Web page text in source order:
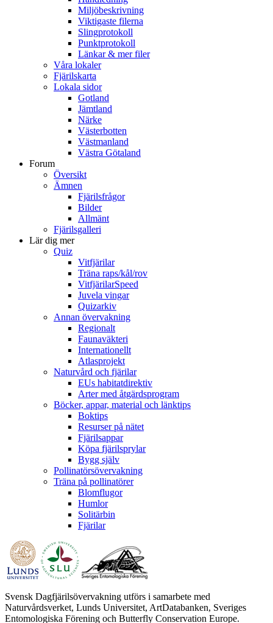
Miljöbeskrivning
Viktigaste filerna
Slingprotokoll
Punktprotokoll
Länkar & mer filer
Våra lokaler
Fjärilskarta
Lokala sidor
Gotland
Jämtland
Närke
Västerbotten
Västmanland
Västra Götaland
Forum
Översikt
Ämnen
Fjärilsfrågor
Bilder
Allmänt
Fjärilsgalleri
Lär dig mer
Quiz
Vitfjärilar
Träna raps/kål/rov
VitfjärilarSpeed
Juvela vingar
Quizarkiv
Annan övervakning
Regionalt
Faunaväkteri
Internationellt
Atlasprojekt
Naturvård och fjärilar
EUs habitatdirektiv
Arter med åtgärdsprogram
Böcker, appar, material och länktips
Boktips
Resurser på nätet
Fjärilsappar
Köpa fjärilsprylar
Bygg själv
Pollinatörsövervakning
Träna på pollinatörer
Blomflugor
Humlor
Solitärbin
Fjärilar
Svensk Dagfjärilsövervakning utförs i samarbete med
Naturvårdsverket, Lunds Universitet, ArtDatabanken, Sveriges
Entomologiska Förening och Butterfly Conservation Europe.